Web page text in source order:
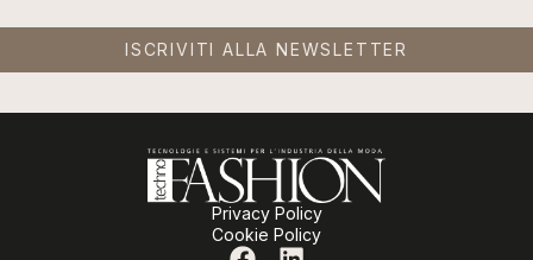
ISCRIVITI ALLA NEWSLETTER
Privacy Policy
Cookie Policy